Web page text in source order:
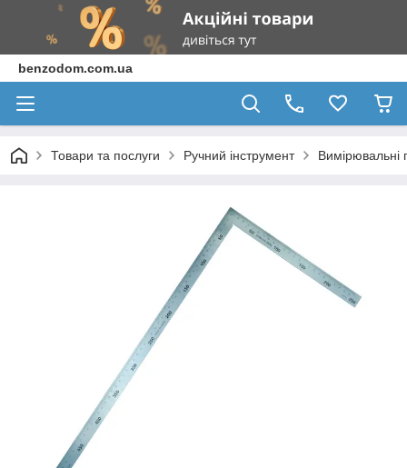
benzodom.com.ua
Товари та послуги Ручний інструмент Вимірювальні